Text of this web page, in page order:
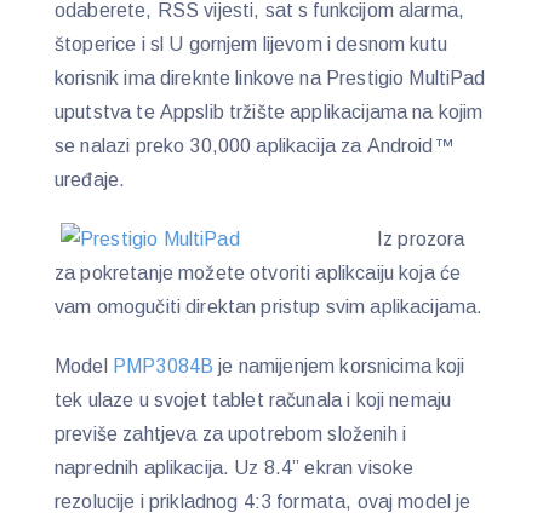
odaberete, RSS vijesti, sat s funkcijom alarma,
štoperice i sl U gornjem lijevom i desnom kutu
korisnik ima direknte linkove na Prestigio MultiPad
uputstva te Appslib tržište applikacijama na kojim
se nalazi preko 30,000 aplikacija za Android™
uređaje.
Iz prozora
za pokretanje možete otvoriti aplikcaiju koja će
vam omogučiti direktan pristup svim aplikacijama.
Model PMP3084B je namijenjem korsnicima koji
tek ulaze u svojet tablet računala i koji nemaju
previše zahtjeva za upotrebom složenih i
naprednih aplikacija. Uz 8.4” ekran visoke
rezolucije i prikladnog 4:3 formata, ovaj model je